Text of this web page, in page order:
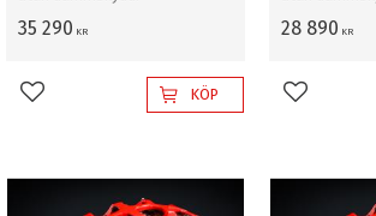
35 290 KR
Lägg till i favoriterKÖP
28 890 KR
Lägg till